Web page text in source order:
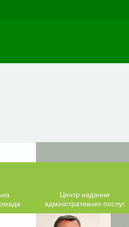
Центр надання
адміністративних послуг